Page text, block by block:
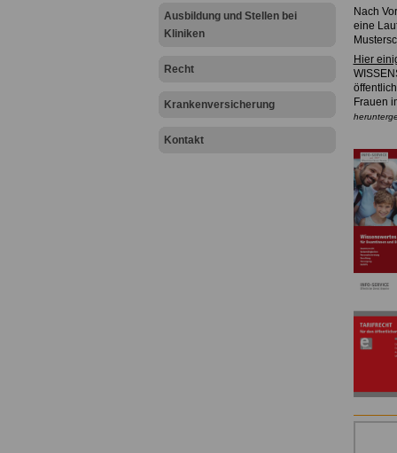
Ausbildung und Stellen bei
Kliniken
Recht
Krankenversicherung
Kontakt
Nach
eine
Hier
Frauen